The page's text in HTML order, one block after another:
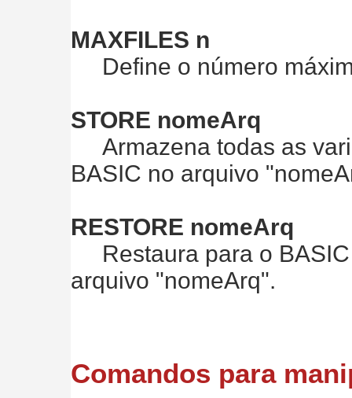
MAXFILES n
Define o número
STORE nomeArq
Armazena todas as
BASIC no arquivo
RESTORE nomeArq
Restaura para o BASIC
arquivo "nomeArq".
Comandos para